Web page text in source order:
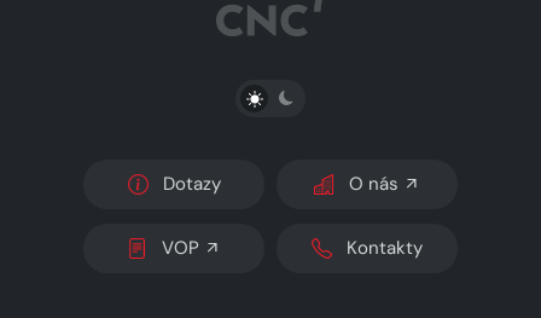
PŘEPNOUT SVĚTLÝ/TMAVÝ REŽIM
Dotazy O nás
VOP Kontakty